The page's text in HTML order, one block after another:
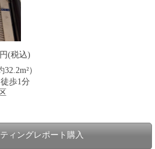
円(税込)
）
歩1分
ィングレポート購入